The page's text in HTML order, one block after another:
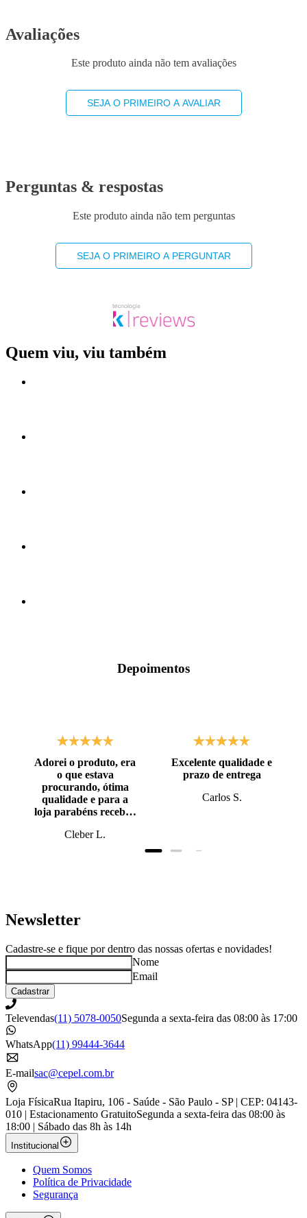
Avaliações
Este produto ainda não tem avaliações
SEJA O PRIMEIRO A AVALIAR
Perguntas & respostas
Este produto ainda não tem perguntas
SEJA O PRIMEIRO A PERGUNTAR
Quem viu, viu também
Depoimentos
Adorei o produto, era
o que estava
procurando, ótima
qualidade e para a
loja parabéns recebi o
prazo, super bem
Cleber L.
Excelente qualidade e
prazo de entrega
Carlos S.
Newsletter
Cadastre-se e fique por dentro das nossas ofertas e novidades!
Nome
Email
Cadastrar
Televendas(11) 5078-0050Segunda a sexta-feira das 08:00 às 17:00
WhatsApp(11) 99444-3644
E-mailsac@cepel.com.br
Loja FísicaRua Itapiru, 106 - Saúde - São Paulo - SP | CEP: 04143-
010 | Estacionamento GratuitoSegunda a sexta-feira das 08:00 às
18:00 | Sábado das 8h às 14h
Institucional
Quem Somos
Política de Privacidade
Segurança